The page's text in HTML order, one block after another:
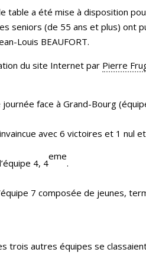
table a été mise à disposition
seniors (de 55 ans et plus) ont
Louis BEAUFORT.
du site Internet par Pierre
face à Grand-Bourg
avec 6 victoires et 1 nul
4, 4
eme
.
7 composée de jeunes,
trois autres équipes se